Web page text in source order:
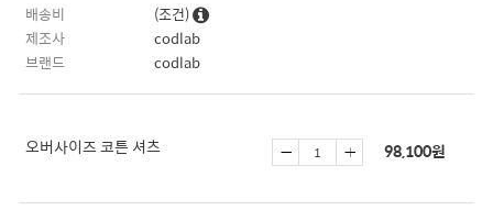
배송비
(조건)
제조사
codlab
브랜드
codlab
오버사이즈 코튼 셔츠 98,100원